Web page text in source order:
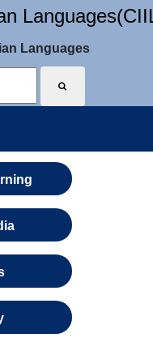
Languages